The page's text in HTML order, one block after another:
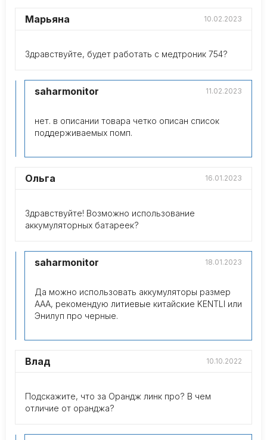
Марьяна 10.02.2023
Здравствуйте, будет работать с медтроник 754?
saharmonitor 11.02.2023
нет. в описании товара четко описан список
поддерживаемых помп.
Ольга 16.01.2023
Здравствуйте! Возможно использование
аккумуляторных батареек?
saharmonitor 18.01.2023
Да можно использовать аккумуляторы размер
ААА, рекомендую литиевые китайские KENTLI или
Энилуп про черные.
Влад 10.10.2022
Подскажите, что за Орандж линк про? В чем
отличие от оранджа?